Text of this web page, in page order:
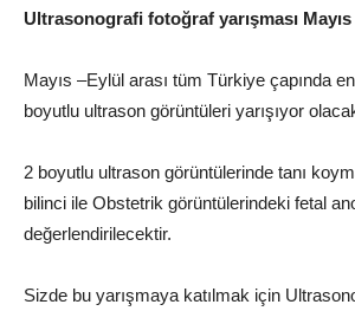
Ultrasonografi fotoğraf yarışması Mayıs
Mayıs –Eylül arası tüm Türkiye çapında
boyutlu ultrason görüntüleri yarışıyor
2 boyutlu ultrason görüntülerinde tanı
bilinci ile Obstetrik görüntülerindeki fetal
değerlendirilecektir.
Sizde bu yarışmaya katılmak için